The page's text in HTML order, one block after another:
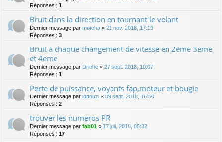
Réponses : 1
Bruit dans la direction en tournant le volant
Dernier message par motcha « 21 nov. 2018, 17:19
Réponses : 3
Bruit à chaque changement de vitesse en 2eme 3eme
et 4eme
Dernier message par Driche « 27 sept. 2018, 10:07
Réponses : 1
Perte de puissance, voyants fap,moteur et bougie
Dernier message par iddouzi « 09 sept. 2018, 16:50
Réponses : 2
trouver les numeros PR
Dernier message par fab01 « 17 juil. 2018, 08:32
Réponses : 17